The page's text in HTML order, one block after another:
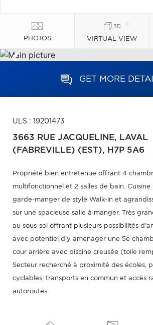
PHOTOS VIRTUAL VIEW
GET MORE
ULS : 19201473
3663 RUE JACQUELINE, LAVAL
(FABREVILLE) (EST), H7P 5A6
Propriété bien entretenue offrant 4
multifonctionnel et 2 salles de bain.
garde-manger de style Walk-in et
sur une spacieuse salle à manger. Très
au sous-sol offrant plusieurs possibilités
avec potentiel d'y aménager une 5e
cour arrière avec piscine creusée (toile
Secteur recherché à proximité des écoles,
cyclables, transports en commun et accès
autoroutes.